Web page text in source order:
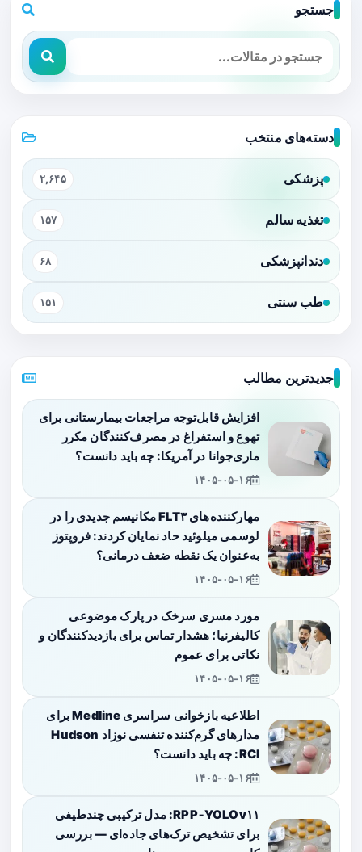
جستجو
دسته‌های منتخب
پزشکی ۲,۶۴۵
تغذیه سالم ۱۵۷
دندانپزشکی ۶۸
طب سنتی ۱۵۱
جدیدترین مطالب
افزایش قابل‌توجه مراجعات بیمارستانی برای
تهوع و استفراغ در مصرف‌کنندگان مکرر
ماری‌جوانا در آمریکا: چه باید دانست؟
۱۴۰۵-۰۵-۱۶
مهارکننده‌های FLT۳ مکانیسم جدیدی را در
لوسمی میلوئید حاد نمایان کردند: فروپتوز
به‌عنوان یک نقطه ضعف درمانی؟
۱۴۰۵-۰۵-۱۶
مورد مسری سرخک در پارک موضوعی
کالیفرنیا؛ هشدار تماس برای بازدیدکنندگان و
نکاتی برای عموم
۱۴۰۵-۰۵-۱۶
اطلاعیه بازخوانی سراسری Medline برای
مدارهای گرم‌کننده تنفسی نوزاد Hudson
RCI: چه باید دانست؟
۱۴۰۵-۰۵-۱۶
RPP‑YOLOv۱۱: مدل ترکیبی چندطیفی
برای تشخیص ترک‌های جاده‌ای — بررسی